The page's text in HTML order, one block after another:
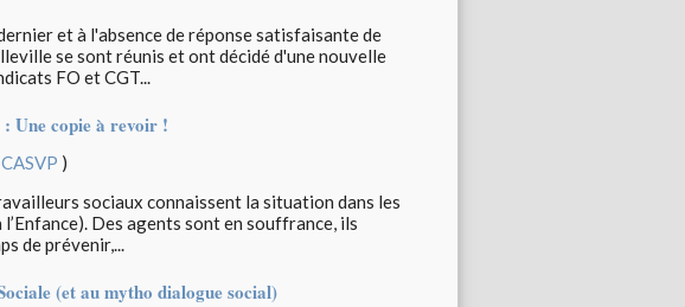
et à l'absence de réponse satisfaisante de
se sont réunis et ont décidé d'une nouvelle
FO et CGT...
Une copie à revoir !
)
sociaux connaissent la situation dans les
l’Enfance). Des agents sont en souffrance, ils
de prévenir,...
(et au mytho dialogue social)